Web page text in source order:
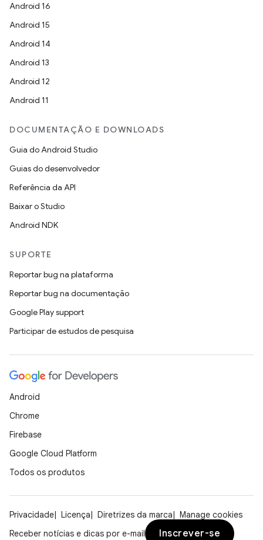
Android 16
Android 15
Android 14
Android 13
Android 12
Android 11
DOCUMENTAÇÃO E DOWNLOADS
Guia do Android Studio
Guias do desenvolvedor
Referência da API
Baixar o Studio
Android NDK
SUPORTE
Reportar bug na plataforma
Reportar bug na documentação
Google Play support
Participar de estudos de pesquisa
Android
Chrome
Firebase
Google Cloud Platform
Todos os produtos
Privacidade Licença Diretrizes da marca
Manage cookies
Receber notícias e dicas por e-mail
Inscrever-se